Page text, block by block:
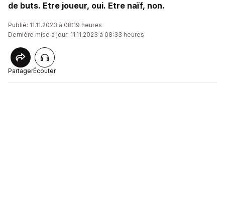
de buts. Etre joueur, oui. Etre naïf, non.
Publié: 11.11.2023 à 08:19 heures
Dernière mise à jour: 11.11.2023 à 08:33 heures
PartagerÉcouter